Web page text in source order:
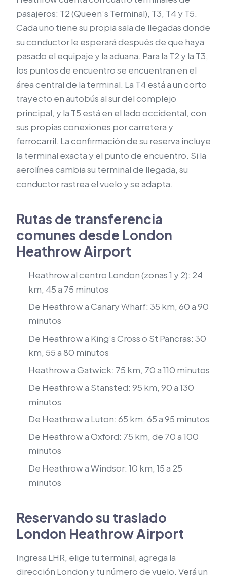
pasajeros: T2 (Queen’s Terminal), T3, T4 y T5.
Cada uno tiene su propia sala de llegadas donde
su conductor le esperará después de que haya
pasado el equipaje y la aduana. Para la T2 y la T3,
los puntos de encuentro se encuentran en el
área central de la terminal. La T4 está a un corto
trayecto en autobús al sur del complejo
principal, y la T5 está en el lado occidental, con
sus propias conexiones por carretera y
ferrocarril. La confirmación de su reserva incluye
la terminal exacta y el punto de encuentro. Si la
aerolínea cambia su terminal de llegada, su
conductor rastrea el vuelo y se adapta.
Rutas de transferencia
comunes desde London
Heathrow Airport
Heathrow al centro London (zonas 1 y 2): 24
km, 45 a 75 minutos
De Heathrow a Canary Wharf: 35 km, 60 a 90
minutos
De Heathrow a King’s Cross o St Pancras: 30
km, 55 a 80 minutos
Heathrow a Gatwick: 75 km, 70 a 110 minutos
De Heathrow a Stansted: 95 km, 90 a 130
minutos
De Heathrow a Luton: 65 km, 65 a 95 minutos
De Heathrow a Oxford: 75 km, de 70 a 100
minutos
De Heathrow a Windsor: 10 km, 15 a 25
minutos
Reservando su traslado
London Heathrow Airport
Ingresa LHR, elige tu terminal, agrega la
dirección London y tu número de vuelo. Verá un